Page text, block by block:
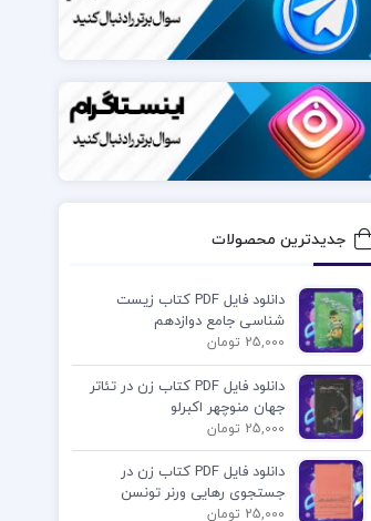
جدیدترین محصولات
دانلود فایل PDF کتاب زیست
شناسی جامع دوازدهم
25,000 تومان
دانلود فایل PDF کتاب زن در تئاتر
جهان منوچهر اکبرلو
25,000 تومان
دانلود فایل PDF کتاب زن در
جستجوی رهایی ورنر تونسن
25,000 تومان